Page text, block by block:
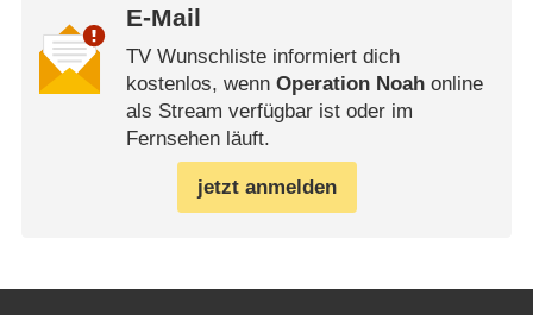
E-Mail
TV Wunschliste informiert dich
kostenlos, wenn Operation Noahonline
als Stream verfügbar ist oder im
Fernsehen läuft.
jetzt anmelden